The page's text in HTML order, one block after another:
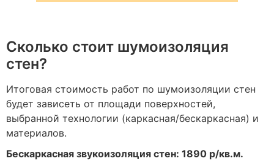
Сколько стоит шумоизоляция
стен?
Итоговая стоимость работ по шумоизоляции стен
будет зависеть от площади поверхностей,
выбранной технологии (каркасная/бескаркасная) и
материалов.
Бескаркасная звукоизоляция стен: 1890 р/кв.м.